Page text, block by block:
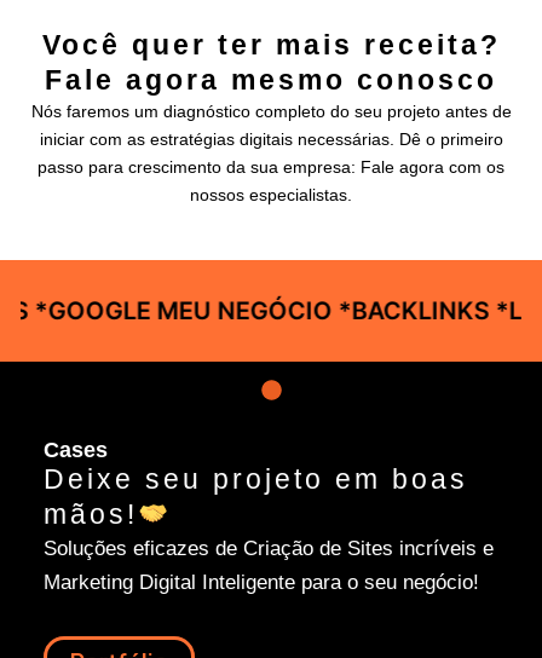
Você quer ter mais receita?
Fale agora mesmo conosco
Nós faremos um diagnóstico completo do seu projeto antes de
iniciar com as estratégias digitais necessárias. Dê o primeiro
passo para crescimento da sua empresa: Fale agora com os
nossos especialistas.
*GOOGLE MEU NEGÓCIO *BACKLINKS
Cases
Deixe seu projeto em boas
mãos!
Soluções eficazes de Criação de Sites incríveis e
Marketing Digital Inteligente para o seu negócio!